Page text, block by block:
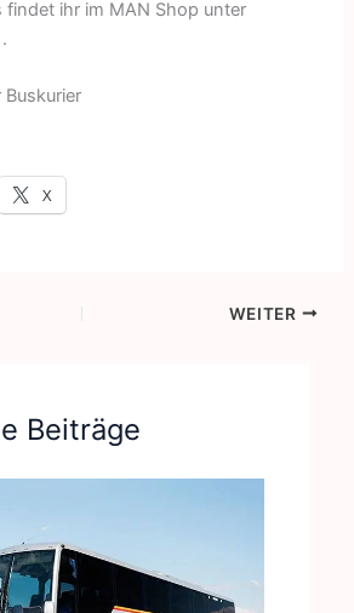
findet ihr im MAN Shop unter
Buskurier
X
WEITER
Beiträge